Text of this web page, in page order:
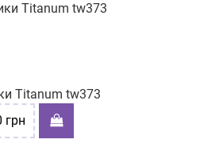
Titanum tw373
грн